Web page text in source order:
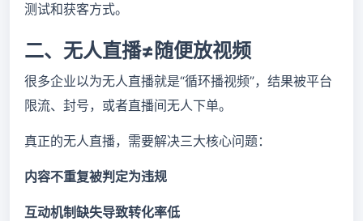
测试和获客方式。
二、无人直播≠随便放视频
很多企业以为无人直播就是“循环播视频”，结果被平台
限流、封号，或者直播间无人下单。
真正的无人直播，需要解决三大核心问题：
内容不重复被判定为违规
互动机制缺失导致转化率低